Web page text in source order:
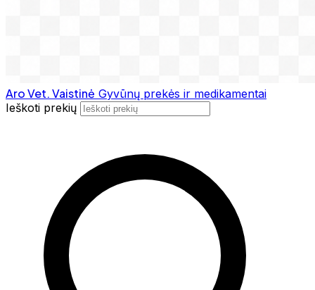
Aro Vet. Vaistinė Gyvūnų prekės ir medikamentai
Ieškoti prekių